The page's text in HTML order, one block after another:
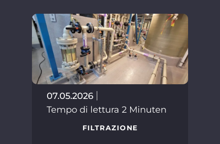
07.05.2026
Tempo di lettura 2 Minuten
FILTRAZIONE